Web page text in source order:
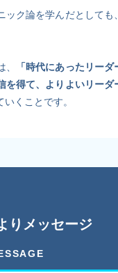
ク論を学んだとしても
「時代にあったリー
得て、よりよいリーダ
くことです。
りメッセージ